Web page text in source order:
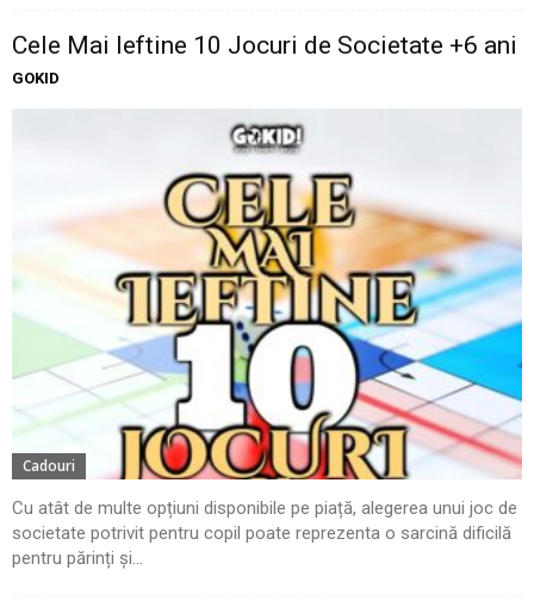
Cele Mai Ieftine 10 Jocuri de Societate +6 ani
GOKID
Cadouri
Cu atât de multe opțiuni disponibile pe piață, alegerea unui joc de
societate potrivit pentru copil poate reprezenta o sarcină dificilă
pentru părinți și...